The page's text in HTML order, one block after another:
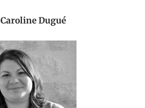
Caroline Dugué